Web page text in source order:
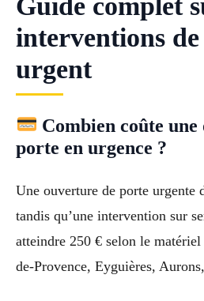
interventions
urgent
Combien coûte
porte en urgence ?
Une ouverture de porte urgente
tandis qu’une intervention sur
atteindre 250 € selon le
de-Provence, Eyguières,